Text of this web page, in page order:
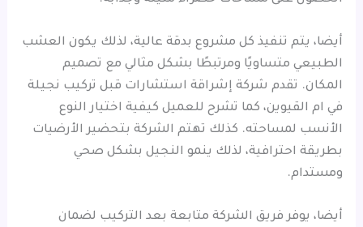
أيضا، يتم تنفيذ كل مشروع بدقة عالية، لذلك يكون العشب
الطبيعي متساويًا ومرتبطًا بشكل مثالي مع تصميم
المكان. تقدم شركة إشراقة استشارات قبل تركيب نجيلة
في ام القيوين، كما تشرح للعميل كيفية اختيار النوع
الأنسب لمساحته. كذلك تهتم الشركة بتحضير الأرضيات
بطريقة احترافية، لذلك ينمو النجيل بشكل صحي
ومستدام.
أيضا، يوفر فريق الشركة متابعة بعد التركيب لضمان